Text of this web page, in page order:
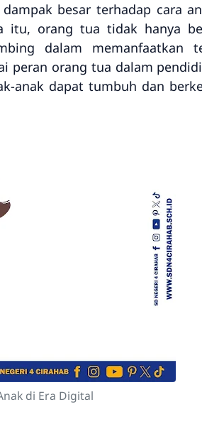
besar terhadap cara
itu, orang tua tidak hanya
dalam memanfaatkan
peran orang tua dalam
anak dapat tumbuh dan
di Era Digital